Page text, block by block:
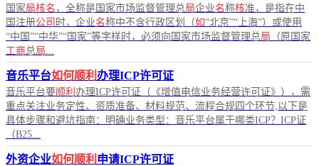
国家局核名 ，全称是国家市场监督管理总局企业名称核准，是指在中
国注册公司 时，企业名称中不含行政区划（如“北京”“上海”）或使用
“中国”“中华”“国家”等字样时，必须向国家市场监督管理总局 （原国家
工商总局
音乐平台如何顺利 办理ICP许可证
音乐平台要顺利 办理ICP许可证（《增值电信业务经营许可证》），需
重点关注业务定性、资质准备、材料规范、流程合规四个环节,以下是
具体步骤和避坑指南：明确业务类型：音乐平台属于哪类ICP？ICP证
（B25...
外资企业如何顺利 申请ICP许可证